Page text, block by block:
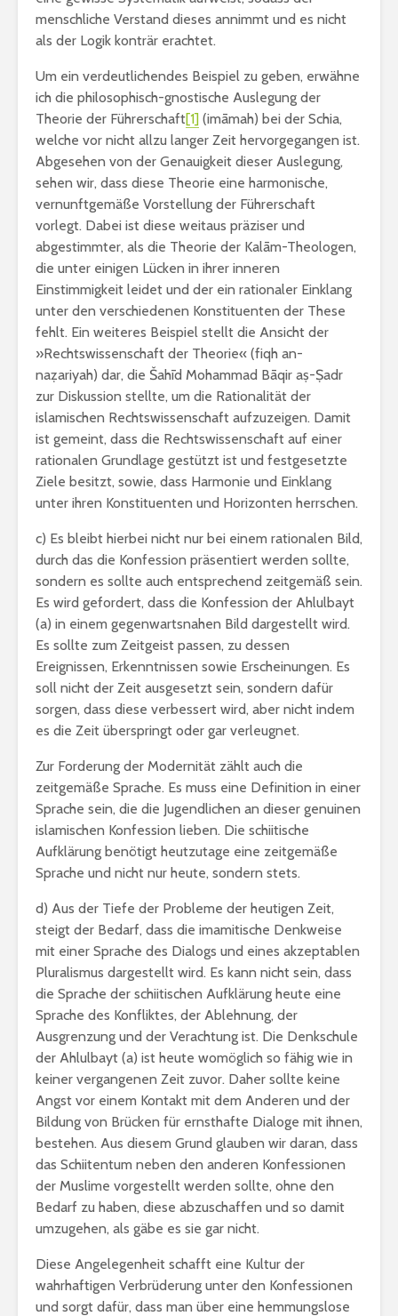
menschliche Verstand dieses annimmt und es nicht
als der Logik konträr erachtet.
Um ein verdeutlichendes Beispiel zu geben, erwähne
ich die philosophisch-gnostische Auslegung der
Theorie der Führerschaft[1] (imāmah) bei der Schia,
welche vor nicht allzu langer Zeit hervorgegangen ist.
Abgesehen von der Genauigkeit dieser Auslegung,
sehen wir, dass diese Theorie eine harmonische,
vernunftgemäße Vorstellung der Führerschaft
vorlegt. Dabei ist diese weitaus präziser und
abgestimmter, als die Theorie der Kalām-Theologen,
die unter einigen Lücken in ihrer inneren
Einstimmigkeit leidet und der ein rationaler Einklang
unter den verschiedenen Konstituenten der These
fehlt. Ein weiteres Beispiel stellt die Ansicht der
»Rechtswissenschaft der Theorie« (fiqh an-
naẓariyah) dar, die Šahīd Mohammad Bāqir aṣ-Ṣadr
zur Diskussion stellte, um die Rationalität der
islamischen Rechtswissenschaft aufzuzeigen. Damit
ist gemeint, dass die Rechtswissenschaft auf einer
rationalen Grundlage gestützt ist und festgesetzte
Ziele besitzt, sowie, dass Harmonie und Einklang
unter ihren Konstituenten und Horizonten herrschen.
c) Es bleibt hierbei nicht nur bei einem rationalen Bild,
durch das die Konfession präsentiert werden sollte,
sondern es sollte auch entsprechend zeitgemäß sein.
Es wird gefordert, dass die Konfession der Ahlulbayt
(a) in einem gegenwartsnahen Bild dargestellt wird.
Es sollte zum Zeitgeist passen, zu dessen
Ereignissen, Erkenntnissen sowie Erscheinungen. Es
soll nicht der Zeit ausgesetzt sein, sondern dafür
sorgen, dass diese verbessert wird, aber nicht indem
es die Zeit überspringt oder gar verleugnet.
Zur Forderung der Modernität zählt auch die
zeitgemäße Sprache. Es muss eine Definition in einer
Sprache sein, die die Jugendlichen an dieser genuinen
islamischen Konfession lieben. Die schiitische
Aufklärung benötigt heutzutage eine zeitgemäße
Sprache und nicht nur heute, sondern stets.
d) Aus der Tiefe der Probleme der heutigen Zeit,
steigt der Bedarf, dass die imamitische Denkweise
mit einer Sprache des Dialogs und eines akzeptablen
Pluralismus dargestellt wird. Es kann nicht sein, dass
die Sprache der schiitischen Aufklärung heute eine
Sprache des Konfliktes, der Ablehnung, der
Ausgrenzung und der Verachtung ist. Die Denkschule
der Ahlulbayt (a) ist heute womöglich so fähig wie in
keiner vergangenen Zeit zuvor. Daher sollte keine
Angst vor einem Kontakt mit dem Anderen und der
Bildung von Brücken für ernsthafte Dialoge mit ihnen,
bestehen. Aus diesem Grund glauben wir daran, dass
das Schiitentum neben den anderen Konfessionen
der Muslime vorgestellt werden sollte, ohne den
Bedarf zu haben, diese abzuschaffen und so damit
umzugehen, als gäbe es sie gar nicht.
Diese Angelegenheit schafft eine Kultur der
wahrhaftigen Verbrüderung unter den Konfessionen
und sorgt dafür, dass man über eine hemmungslose